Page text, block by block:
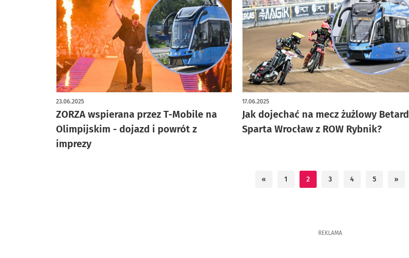
ZORZA wspierana przez T-Mobile na
Olimpijskim - dojazd i powrót z
imprezy
23.06.2025
Jak dojechać na mecz żużlowy Betard
Sparta Wrocław z ROW Rybnik?
17.06.2025
« 1 2 3 4 5 »
REKLAMA